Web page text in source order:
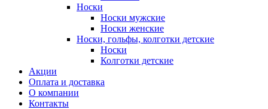
Носки
Носки мужские
Носки женские
Носки, гольфы, колготки детские
Носки
Колготки детские
Акции
Оплата и доставка
О компании
Контакты